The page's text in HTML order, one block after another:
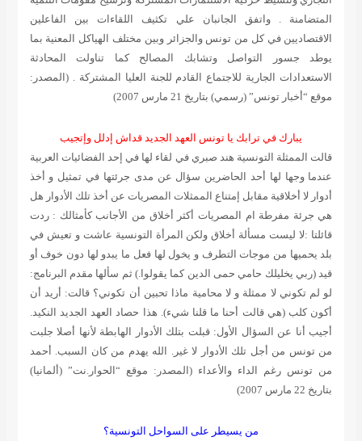
المتضامنة . واتفق الجانبان علي تكثيف اللقاءات بين الفاعلين
الاقتصاديين في كل من تونس والجزائر وبين مختلف الهياكل المعنية بما
يوطد جسور التواصل وتشابك المصالح كما تناولت المحادثة
الاستعدادات الجارية للاجتماع القادم للجنة العليا المشتركة .(المصدر:
موقع “أخبار تونس” (رسمي) بتاريخ 21 مارس 2007)
يبارك في ترابك يا تونس العهد الجديد قداش إدلل وإتجيب
قالت الممثلة التونسية هند صبري في لقاء لها في إحد الفضائيات العربية
عندما وجها لها أحد الحاضرين سؤال عن مدى جرئتها في تمثيل و أخذ
أدوار لا أخلاقية مقابل إمتناع الممثلات المصريات عن أخذ تلك الأدوار هل
هي جرئة مفرطة ام المصريات أكثر أخلاق من الأجانب كأمثالك : ردت
قائلتا :لا ليست مسألة أخلاق ولكن المرأة التونسية عاشت و تعيش في
بلد يحميها من موجات التطرف و يخول لها فعل ما يبدو لها دون خوف أو
قيد (ربي يخليلك حامي حمى الدين كما يقولوا.) ثم سألها مقدم البرنامج:
لو لم تكوني لا ممثلة و لا محامية ماذا تحبين أن تكوني؟ قالت: أريد أن
أكون كلب (هي قالت أحنا ما قلنا شيء). هذا حصاد العهد الجديد النكيد.
أجيب أنا عن السؤال الأول: قبلت بتلك الأدوار الهابطة لأنها أصلا جلبت
من تونس من أجل تلك الأدوار لا غير. الله يهدم من كان السبب. أحمد
من تونس رغم الداء والأعداء (المصدر: موقع “الحوار.نت” (ألمانيا)
بتاريخ 22 مارس 2007)
من يسيطر على السواحل التونسية؟